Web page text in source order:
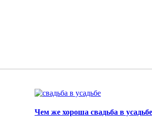
Чем же хороша свадьба в